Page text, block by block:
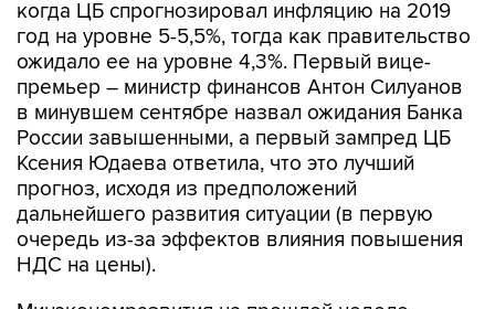
когда ЦБ спрогнозировал инфляцию на 2019
год на уровне 5-5,5%, тогда как правительство
ожидало ее на уровне 4,3%. Первый вице-
премьер – министр финансов Антон Силуанов
в минувшем сентябре назвал ожидания Банка
России завышенными, а первый зампред ЦБ
Ксения Юдаева ответила, что это лучший
прогноз, исходя из предположений
дальнейшего развития ситуации (в первую
очередь из-за эффектов влияния повышения
НДС на цены).